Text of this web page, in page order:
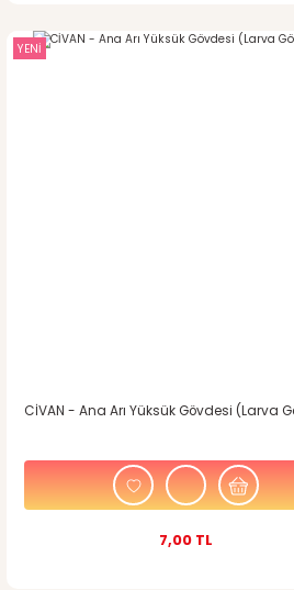
YENİ
CİVAN - Ana Arı Yüksük Gövdesi (Larva
7,00 TL